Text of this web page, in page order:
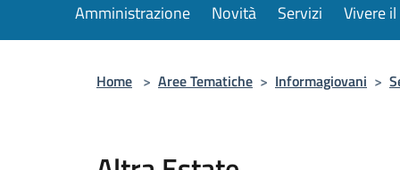
Amministrazione Novità Servizi Vivere
Home > Aree Tematiche > Informagiovani >